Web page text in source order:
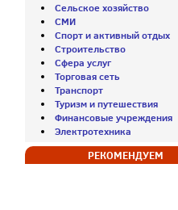
Сельское хозяйство
СМИ
Спорт и активный отдых
Строительство
Сфера услуг
Торговая сеть
Транспорт
Туризм и путешествия
Финансовые учреждения
Электротехника
РЕКОМЕНДУЕМ